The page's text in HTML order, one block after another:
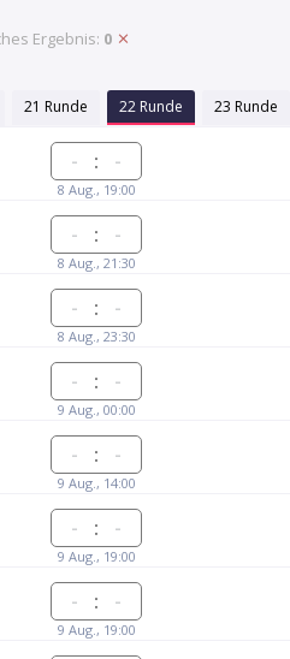
Ergebnis: 0
21 Runde 22 Runde 23 Runde
:
8 Aug., 19:00
:
8 Aug., 21:30
:
8 Aug., 23:30
:
9 Aug., 00:00
:
9 Aug., 14:00
:
9 Aug., 19:00
:
9 Aug., 19:00